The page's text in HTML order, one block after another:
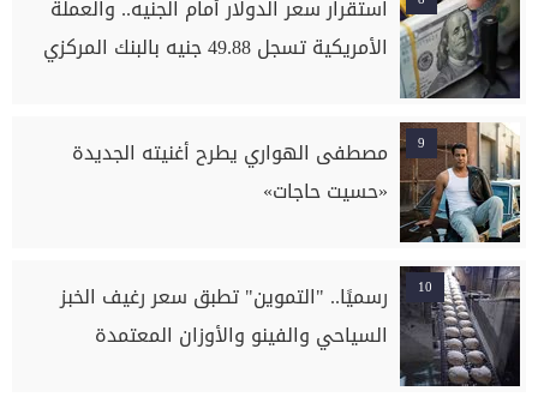
استقرار سعر الدولار أمام الجنيه.. والعملة
الأمريكية تسجل 49.88 جنيه بالبنك المركزي
9
مصطفى الهواري يطرح أغنيته الجديدة
«حسيت حاجات»
10
رسميًا.. "التموين" تطبق سعر رغيف الخبز
السياحي والفينو والأوزان المعتمدة